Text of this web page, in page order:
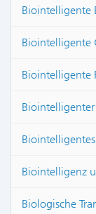
Biointelligente
Biointelligente
Biointelligente
Biointelligenz
Biologische